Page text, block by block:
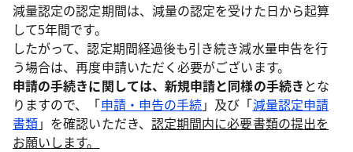
減量認定の認定期間は、減量の認定を受けた日から起算
して5年間です。
したがって、認定期間経過後も引き続き減水量申告を行
う場合は、再度申請いただく必要がございます。
申請の手続きに関しては、新規申請と同様の手続き とな
りますので、「申請・申告の手続」及び「減量認定申請
書類」を確認いただき、 認定期間内に必要書類の提出を
お願いします。